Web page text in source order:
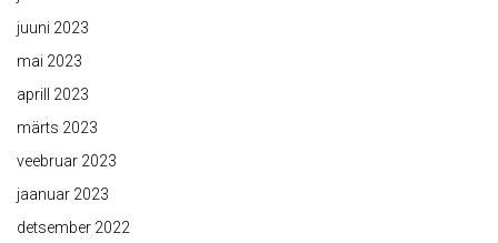
juuni 2023
mai 2023
aprill 2023
märts 2023
veebruar 2023
jaanuar 2023
detsember 2022